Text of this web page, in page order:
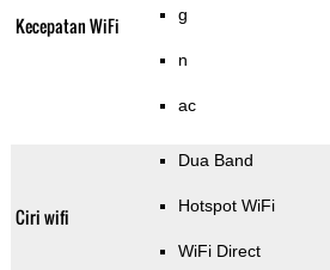
Kecepatan WiFi g
n
ac
Ciri wifi
Dua Band
Hotspot WiFi
WiFi Direct